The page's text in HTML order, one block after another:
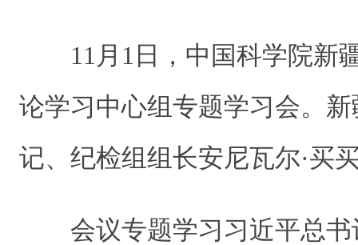
11月1日，中国科学院新
论学习中心组专题学习会。
记、纪检组组长安尼瓦尔·买
会议专题学习习近平总